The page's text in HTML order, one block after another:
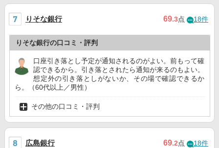
りそな銀行 69.3点 18件
りそな銀行の口コミ・評判
口座引き落とし予定が通知されるのがよい。前もって確
認できるから。引き落とされたら通知が来るのもよい。
想定外の引き落としがないか、その場で確認できるか
ら。（60代以上／男性）
その他の口コミ・評判
広島銀行 69.2点 18件